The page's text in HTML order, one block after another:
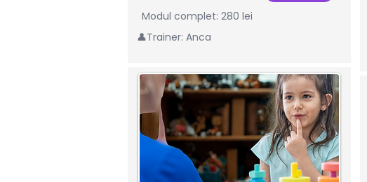
Modul complet: 280 lei
👤Trainer: Anca